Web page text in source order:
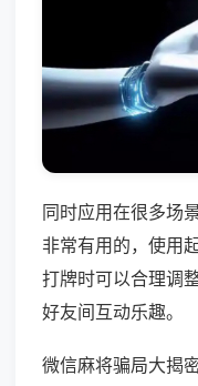
同时应用在很多场
非常有用的，使用
打牌时可以合理调
好友间互动乐趣。
微信麻将骗局大揭